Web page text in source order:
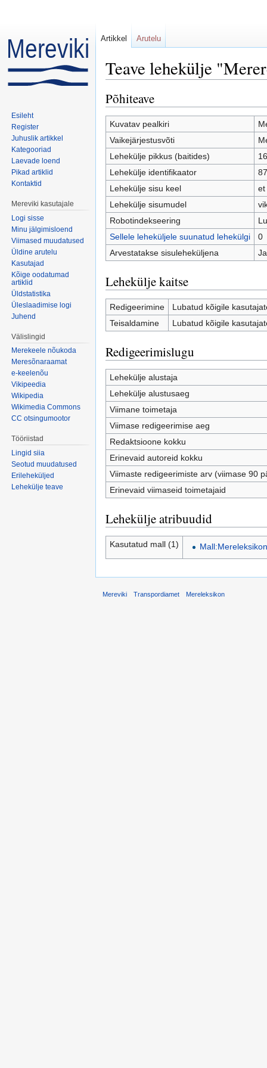
Teave lehekülje
Põhiteave
Kuvatav pealkiri
Vaikejärjestusvõti
Lehekülje pikkus (baitides)
Lehekülje identifikaator
Lehekülje sisu keel
et
Lehekülje sisumudel
Robotindekseering
Sellele leheküljele suunatud lehekülgi
0
Arvestatakse sisuleheküljena
Lehekülje kaitse
Redigeerimine
Lubatud kõigile
Teisaldamine
Lubatud kõigile
Redigeerimislugu
Lehekülje alustaja
Lehekülje alustusaeg
Viimane toimetaja
Viimase redigeerimise aeg
Redaktsioone kokku
Erinevaid autoreid kokku
Viimaste redigeerimiste arv (viimase 90
Erinevaid viimaseid toimetajaid
Lehekülje atribuudid
Kasutatud mall (1) Mall:Mereleksikon
Artikkel Arutelu
Esileht
Register
Juhuslik artikkel
Kategooriad
Laevade loend
Pikad artiklid
Kontaktid
Mereviki kasutajale
Logi sisse
Minu jälgimisloend
Viimased muudatused
Üldine arutelu
Kasutajad
Kõige oodatumad
artiklid
Üldstatistika
Üleslaadimise logi
Juhend
Välislingid
Merekeele nõukoda
Meresõnaraamat
e-keelenõu
Vikipeedia
Wikipedia
Wikimedia Commons
CC otsingumootor
Tööriistad
Lingid siia
Seotud muudatused
Erileheküljed
Lehekülje teave
Mereviki Transpordiamet Mereleksikon